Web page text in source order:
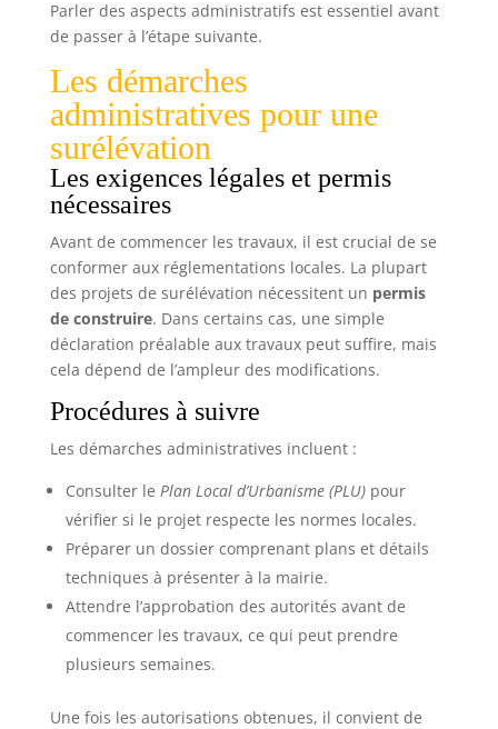
pour les fenêtres et les portes : convient à la
plupart des moustiquaires, moustiquaires et
cadres moustiquaire de la maison. Robuste et
avec du caoutchouc flexible - Idéal pour les
réparations DIY et une utilisation à long terme.
Parler des aspects administratifs est essentiel avant
de passer à l’étape suivante.
Les démarches
administratives pour une
surélévation
Les exigences légales et permis
nécessaires
Avant de commencer les travaux, il est crucial de se
conformer aux réglementations locales. La plupart
des projets de surélévation nécessitent un permis
de construire. Dans certains cas, une simple
déclaration préalable aux travaux peut suffire, mais
cela dépend de l’ampleur des modifications.
Procédures à suivre
Les démarches administratives incluent :
Consulter le Plan Local d’Urbanisme (PLU)pour
vérifier si le projet respecte les normes locales.
Préparer un dossier comprenant plans et détails
techniques à présenter à la mairie.
Attendre l’approbation des autorités avant de
commencer les travaux, ce qui peut prendre
plusieurs semaines.
Une fois les autorisations obtenues, il convient de